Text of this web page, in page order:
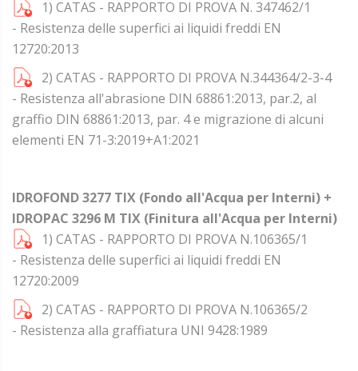
1) CATAS - RAPPORTO DI PROVA N. 347462/1
- Resistenza delle superfici ai liquidi freddi EN
12720:2013
2) CATAS - RAPPORTO DI PROVA N.344364/2-3-4
- Resistenza all'abrasione DIN 68861:2013, par.2, al
graffio DIN 68861:2013, par. 4 e migrazione di alcuni
elementi EN 71-3:2019+A1:2021
IDROFOND 3277 TIX (Fondo all'Acqua per Interni) +
IDROPAC 3296 M TIX (Finitura all'Acqua per Interni)
1) CATAS - RAPPORTO DI PROVA N.106365/1
- Resistenza delle superfici ai liquidi freddi EN
12720:2009
2) CATAS - RAPPORTO DI PROVA N.106365/2
- Resistenza alla graffiatura UNI 9428:1989